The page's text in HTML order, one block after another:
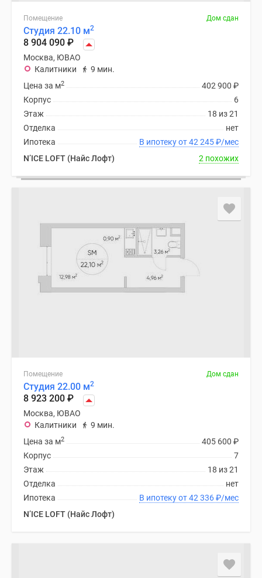
Помещение Дом сдан
Студия 22.10 м2
8 904 090 ₽
Москва, ЮВАО
Калитники
9 мин.
402 900 ₽
Цена за м2
6
Корпус
18 из 21
Этаж
нет
Отделка
В ипотеку от 42 245₽/мес
Ипотека
N’ICE LOFT (Найс Лофт)
2 похожих
Помещение Дом сдан
Студия 22.00 м2
8 923 200 ₽
Москва, ЮВАО
Калитники
9 мин.
405 600 ₽
Цена за м2
7
Корпус
18 из 21
Этаж
нет
Отделка
В ипотеку от 42 336₽/мес
Ипотека
N’ICE LOFT (Найс Лофт)